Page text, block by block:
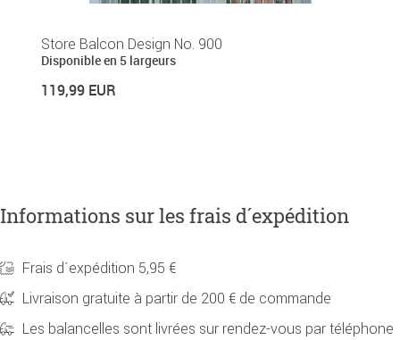
Store Balcon Design No. 900
Disponible en 5 largeurs
119,99 EUR
Informations sur les frais d´expédition
Frais d´expédition 5,95 €
Livraison gratuite à partir de 200 € de commande
Les balancelles sont livrées sur rendez-vous par téléphone